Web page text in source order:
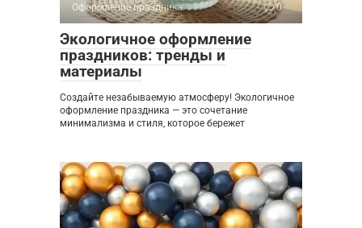
Оформление праздника 0
Экологичное оформление
праздников: тренды и
материалы
Создайте незабываемую атмосферу! Экологичное
оформление праздника — это сочетание
минимализма и стиля, которое бережет